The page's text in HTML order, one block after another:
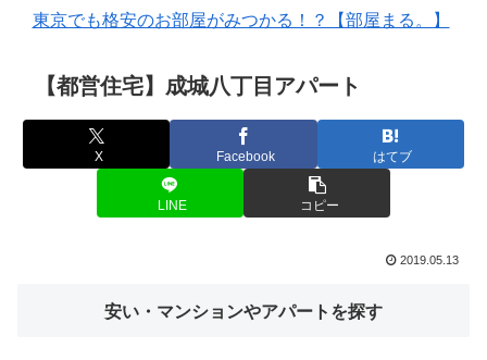
東京でも格安のお部屋がみつかる！？【部屋まる。】
【都営住宅】成城八丁目アパート
X Facebook はてブ
LINE コピー
2019.05.13
安い・マンションやアパートを探す